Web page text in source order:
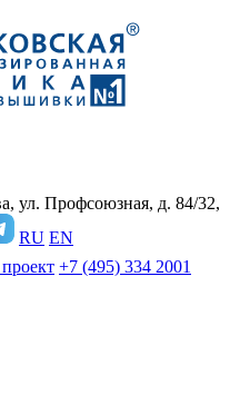
ул. Профсоюзная, д. 84/32,
RU EN
проект +7 (495) 334 2001